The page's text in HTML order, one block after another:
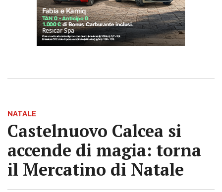
NATALE
Castelnuovo Calcea si
accende di magia: torna
il Mercatino di Natale